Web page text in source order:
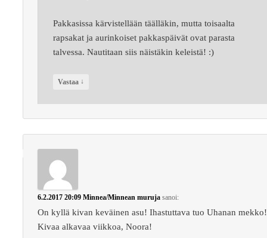
Pakkasissa kärvistellään täälläkin, mutta toisaalta
rapsakat ja aurinkoiset pakkaspäivät ovat parasta
talvessa. Nautitaan siis näistäkin keleistä! :)
Vastaa ↓
6.2.2017 20:09 Minnea/Minnean muruja sanoi:
On kyllä kivan keväinen asu! Ihastuttava tuo Uhanan mekko!
Kivaa alkavaa viikkoa, Noora!